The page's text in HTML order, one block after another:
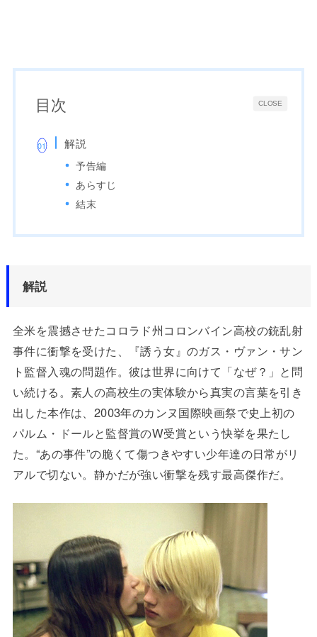
CLOSE
目次
解説
予告編
あらすじ
結末
解説
全米を震撼させたコロラド州コロンバイン高校の銃乱射
事件に衝撃を受けた、『誘う女』のガス・ヴァン・サン
ト監督入魂の問題作。彼は世界に向けて「なぜ？」と問
い続ける。素人の高校生の実体験から真実の言葉を引き
出した本作は、2003年のカンヌ国際映画祭で史上初の
パルム・ドールと監督賞のW受賞という快挙を果たし
た。“あの事件”の脆くて傷つきやすい少年達の日常がリ
アルで切ない。静かだが強い衝撃を残す最高傑作だ。